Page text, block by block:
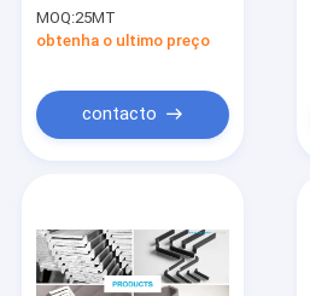
Casa
MOQ:25MT
obtenha o ultimo preço
contacto